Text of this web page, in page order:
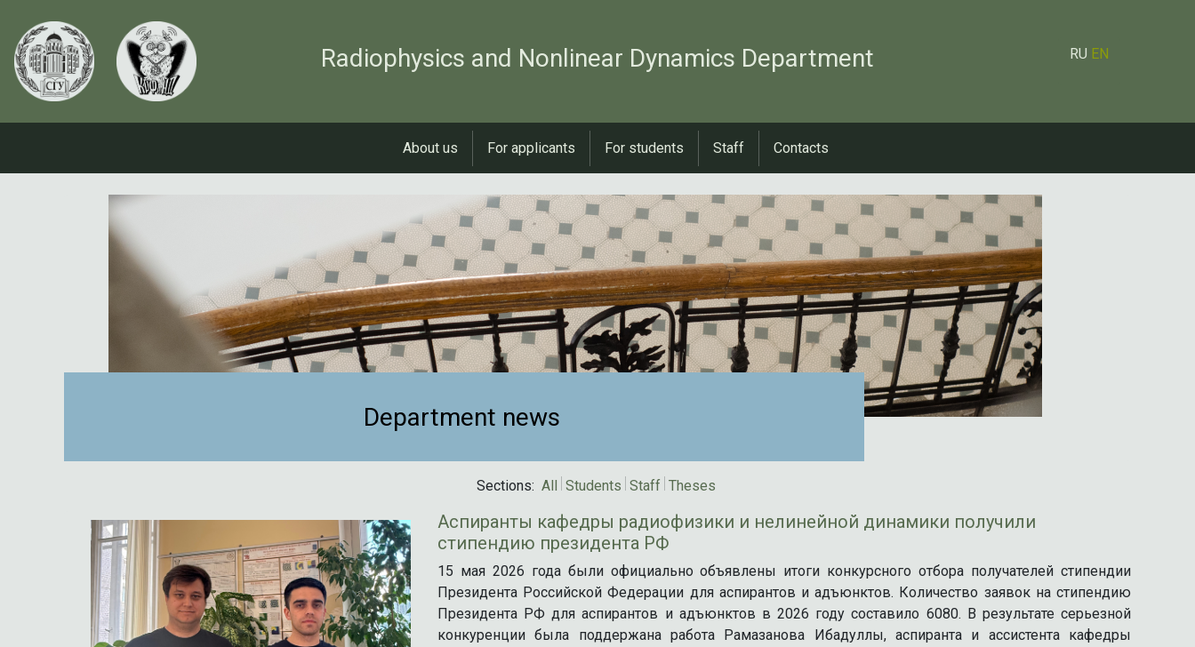
Radiophysics and Nonlinear Dynamics Department RU EN
About us For applicants For students Staff Contacts
Department news
Sections: All Students Staff Theses
Аспиранты кафедры радиофизики и нелинейной динамики получили
стипендию президента РФ
15 мая 2026 года были официально объявлены итоги конкурсного отбора получателей стипендии
Президента Российской Федерации для аспирантов и адъюнктов. Количество заявок на стипендию
Президента РФ для аспирантов и адъюнктов в 2026 году составило 6080. В результате серьезной
конкуренции была поддержана работа Рамазанова Ибадуллы, аспиранта и ассистента кафедры